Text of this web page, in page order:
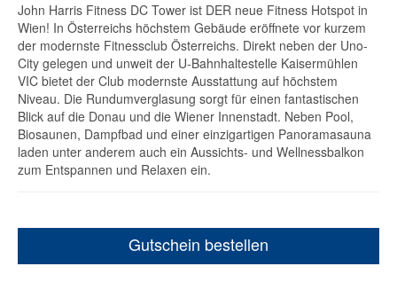
John Harris Fitness DC Tower ist DER neue Fitness Hotspot in
Wien! In Österreichs höchstem Gebäude eröffnete vor kurzem
der modernste Fitnessclub Österreichs. Direkt neben der Uno-
City gelegen und unweit der U-Bahnhaltestelle Kaisermühlen
VIC bietet der Club modernste Ausstattung auf höchstem
Niveau. Die Rundumverglasung sorgt für einen fantastischen
Blick auf die Donau und die Wiener Innenstadt. Neben Pool,
Biosaunen, Dampfbad und einer einzigartigen Panoramasauna
laden unter anderem auch ein Aussichts- und Wellnessbalkon
zum Entspannen und Relaxen ein.
Gutschein bestellen